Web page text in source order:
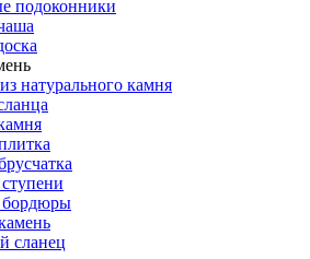
подоконники
натурального камня
бордюры
сланец